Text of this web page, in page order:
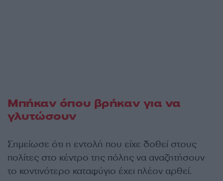
Μπήκαν όπου βρήκαν για να
γλυτώσουν
Σημείωσε ότι η εντολή που είχε δοθεί στους
πολίτες στο κέντρο της πόλης να αναζητήσουν
το κοντινότερο καταφύγιο έχει πλέον αρθεί.